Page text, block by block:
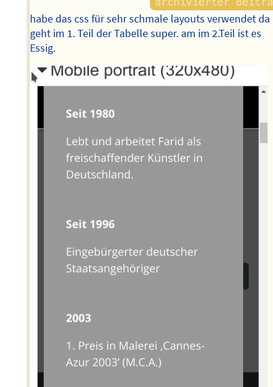
habe das css für sehr schmale layouts verwendet da
geht im 1. Teil der Tabelle super. am im 2.Teil ist es
Essig.